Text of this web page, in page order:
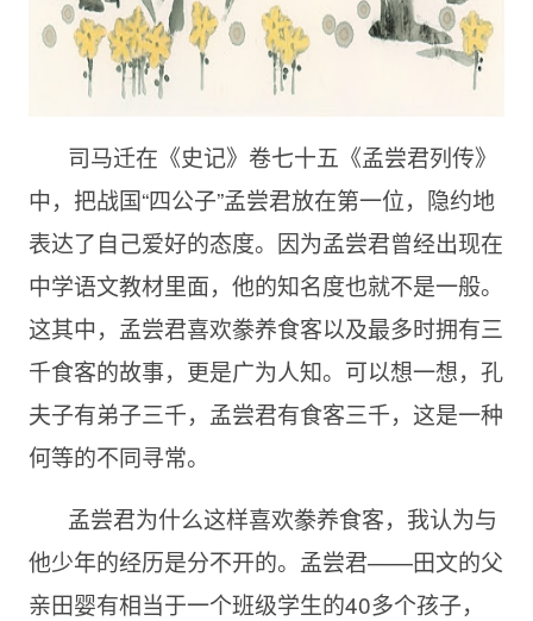
司马迁在《史记》卷七十五《孟尝君列传》
中，把战国“四公子”孟尝君放在第一位，隐约地
表达了自己爱好的态度。因为孟尝君曾经出现在
中学语文教材里面，他的知名度也就不是一般。
这其中，孟尝君喜欢豢养食客以及最多时拥有三
千食客的故事，更是广为人知。可以想一想，孔
夫子有弟子三千，孟尝君有食客三千，这是一种
何等的不同寻常。
孟尝君为什么这样喜欢豢养食客，我认为与
他少年的经历是分不开的。孟尝君——田文的父
亲田婴有相当于一个班级学生的40多个孩子，